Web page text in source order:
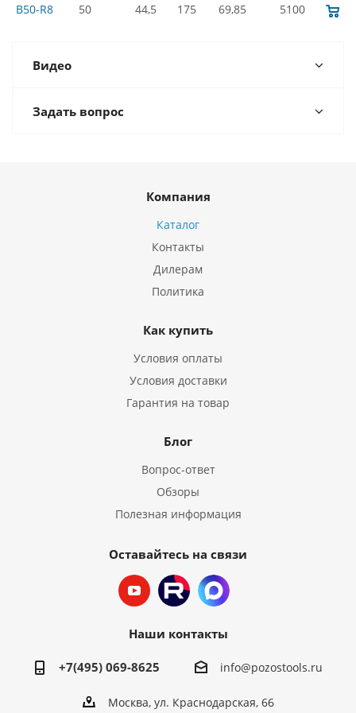
B50-R8
50 44,5 175 69,85 5100
Видео
Задать вопрос
Компания
Каталог
Контакты
Дилерам
Политика
Как купить
Условия оплаты
Условия доставки
Гарантия на товар
Блог
Вопрос-ответ
Обзоры
Полезная информация
Оставайтесь на связи
Наши контакты
+7(495) 069-8625 info@pozostools.ru
Москва, ул. Краснодарская, 66